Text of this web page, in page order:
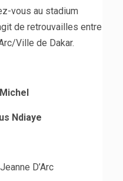
vous au stadium
de retrouvailles entre
Ville de Dakar.
Ndiaye
D’Arc